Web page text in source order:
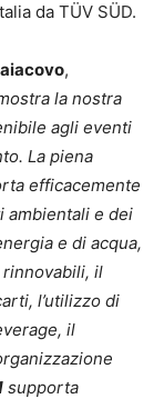
da TÜV SÜD.
,
la nostra
agli eventi
La piena
efficacemente
ambientali e dei
e di acqua,
rinnovabili, il
l’utilizzo di
il
supporta